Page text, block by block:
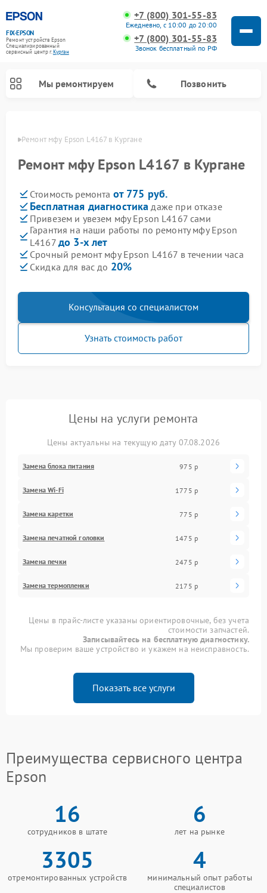
FIX-EPSON
Ремонт устройств Epson
Специализированный
cервисный центр г.Курган
+7 (800) 301-55-83
Ежедневно, с 10:00 до 20:00
+7 (800) 301-55-83
Звонок бесплатный по РФ
Мы ремонтируем Позвонить
Ремонт мфу Epson L4167 в Кургане
Ремонт мфу Epson L4167 в Кургане
Стоимость ремонта от 775 руб.
Бесплатная диагностика даже при отказе
Привезем и увезем мфу Epson L4167 сами
Гарантия на наши работы по ремонту мфу Epson
L4167 до 3-х лет
Срочный ремонт мфу Epson L4167 в течении часа
Скидка для вас до 20%
Консультация со специалистом
Узнать стоимость работ
Цены на услуги ремонта
Цены актуальны на текущую дату 07.08.2026
Замена блока питания 975 р
Замена Wi-Fi 1775 р
Замена каретки 775 р
Замена печатной головки 1475 р
Замена печки 2475 р
Замена термопленки 2175 р
Цены в прайс-листе указаны ориентировочные, без учета
стоимости запчастей.
Записывайтесь на бесплатную диагностику.
Мы проверим ваше устройство и укажем на неисправность.
Показать все услуги
Преимущества сервисного центра
Epson
16
сотрудников в штате
6
лет на рынке
3305
отремонтированных устройств
4
минимальный опыт работы
специалистов